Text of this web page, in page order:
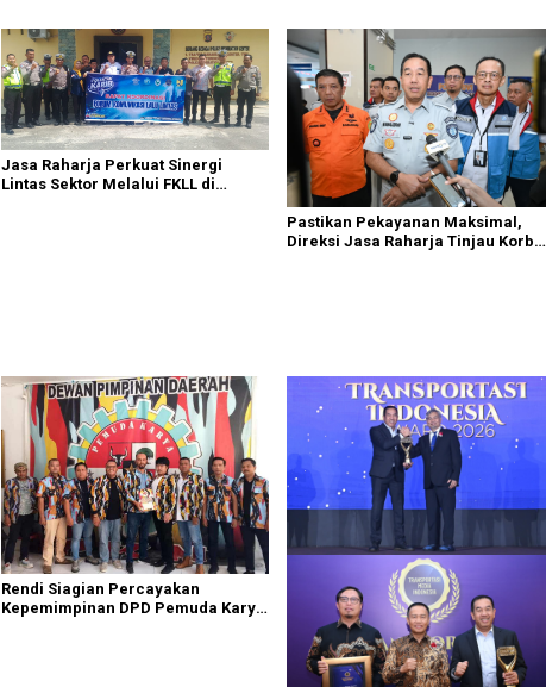
Jasa Raharja Perkuat Sinergi
Lintas Sektor Melalui FKLL di
Pastikan Pekayanan Maksimal,
Direksi Jasa Raharja Tinjau Korban
Rendi Siagian Percayakan
Kepemimpinan DPD Pemuda Karya